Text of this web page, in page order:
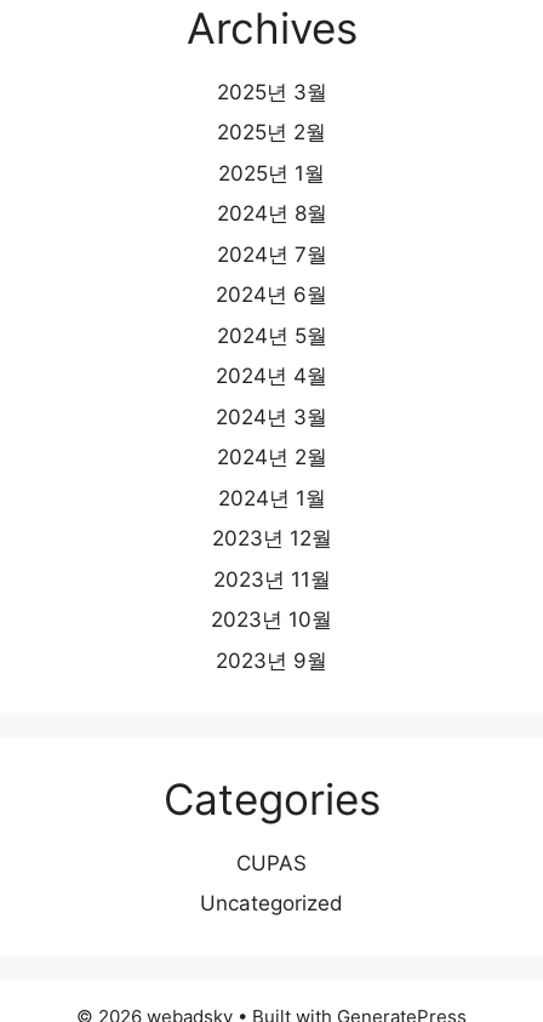
Archives
2025년 3월
2025년 2월
2025년 1월
2024년 8월
2024년 7월
2024년 6월
2024년 5월
2024년 4월
2024년 3월
2024년 2월
2024년 1월
2023년 12월
2023년 11월
2023년 10월
2023년 9월
Categories
CUPAS
Uncategorized
© 2026 webadsky • Built with GeneratePress